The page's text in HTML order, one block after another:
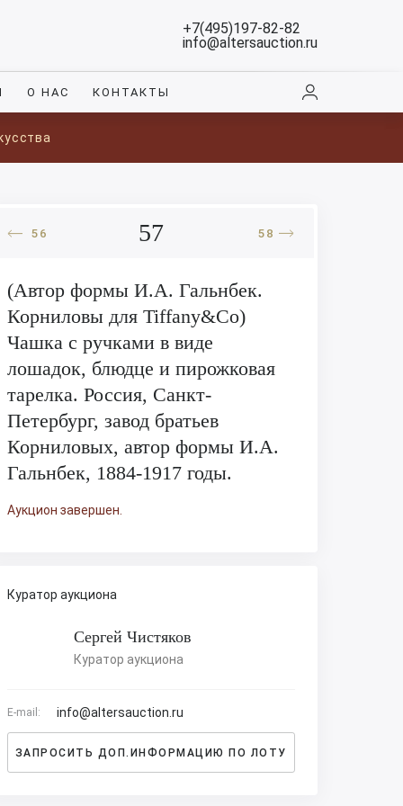
+7(495)197-82-82
info@altersauction.ru
О НАС КОНТАКТЫ
56 57 58
(Автор формы И.А. Гальнбек.
Корниловы для Tiffany&Co)
Чашка с ручками в виде
лошадок, блюдце и пирожковая
тарелка. Россия, Санкт-
Петербург, завод братьев
Корниловых, автор формы И.А.
Гальнбек, 1884-1917 годы.
Аукцион завершен.
Куратор аукциона
Сергей Чистяков
Куратор аукциона
E-mail: info@altersauction.ru
ЗАПРОСИТЬ ДОП.ИНФОРМАЦИЮ ПО ЛОТУ